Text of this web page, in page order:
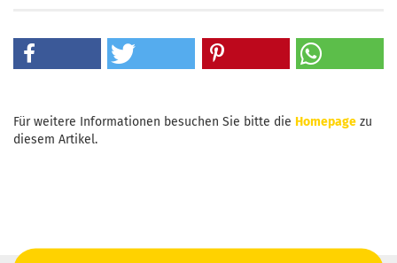
Für weitere Informationen besuchen Sie bitte die Homepage zu
diesem Artikel.